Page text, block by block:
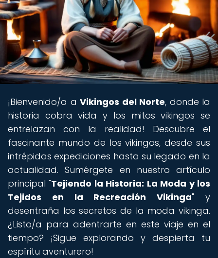
¡Bienvenido/a a Vikingos del Norte, donde la
historia cobra vida y los mitos vikingos se
entrelazan con la realidad! Descubre el
fascinante mundo de los vikingos, desde sus
intrépidas expediciones hasta su legado en la
actualidad. Sumérgete en nuestro artículo
principal "Tejiendo la Historia: La Moda y los
Tejidos en la Recreación Vikinga" y
desentraña los secretos de la moda vikinga.
¿Listo/a para adentrarte en este viaje en el
tiempo? ¡Sigue explorando y despierta tu
espíritu aventurero!